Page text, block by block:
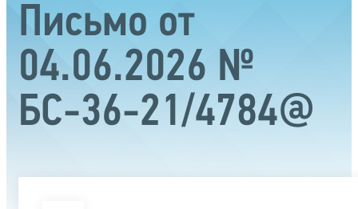
Письмо от
04.06.2026 №
БС-36-21/4784@